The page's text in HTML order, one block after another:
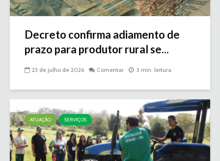
Decreto confirma adiamento de
prazo para produtor rural se...
23 de julho de 2026 Comentar 3 min. leitura
ATUAÇÃO SERVIÇOS